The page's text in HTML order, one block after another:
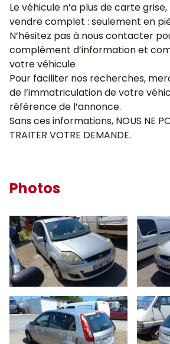
Le véhicule n’a plus de carte
vendre complet : seulement en
N’hésitez pas à nous contacter
complément d’information et
votre véhicule
Pour faciliter nos recherches,
de l’immatriculation de votre
référence de l’annonce.
Sans ces informations, NOUS NE
TRAITER VOTRE DEMANDE.
Photos